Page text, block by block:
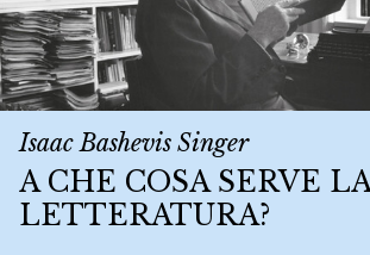
Isaac Bashevis Singer
A CHE COSA SERVE LA
LETTERATURA?